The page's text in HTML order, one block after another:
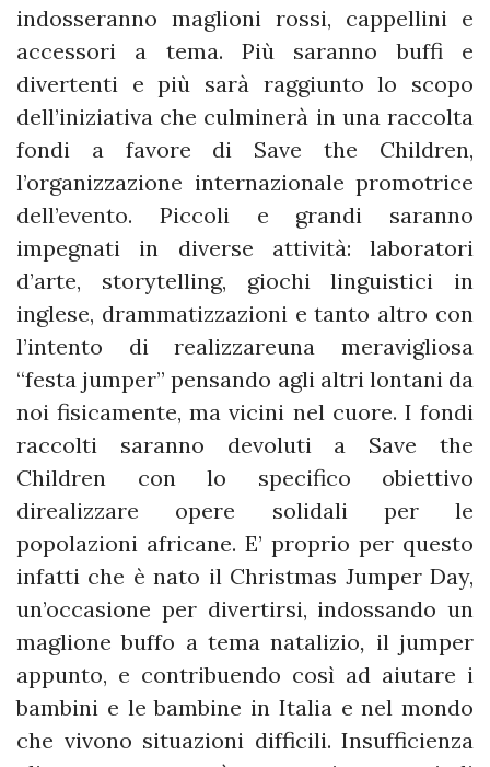
indosseranno maglioni rossi, cappellini e
accessori a tema. Più saranno buffi e
divertenti e più sarà raggiunto lo scopo
dell’iniziativa che culminerà in una raccolta
fondi a favore di Save the Children,
l’organizzazione internazionale promotrice
dell’evento. Piccoli e grandi saranno
impegnati in diverse attività: laboratori
d’arte, storytelling, giochi linguistici in
inglese, drammatizzazioni e tanto altro con
l’intento di realizzareuna meravigliosa
“festa jumper” pensando agli altri lontani da
noi fisicamente, ma vicini nel cuore. I fondi
raccolti saranno devoluti a Save the
Children con lo specifico obiettivo
direalizzare opere solidali per le
popolazioni africane. E’ proprio per questo
infatti che è nato il Christmas Jumper Day,
un’occasione per divertirsi, indossando un
maglione buffo a tema natalizio, il jumper
appunto, e contribuendo così ad aiutare i
bambini e le bambine in Italia e nel mondo
che vivono situazioni difficili. Insufficienza